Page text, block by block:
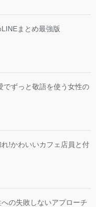
まとめ最強版
でずっと敬語を使う女性の
!かわいいカフェ店員と付
の失敗しないアプローチ